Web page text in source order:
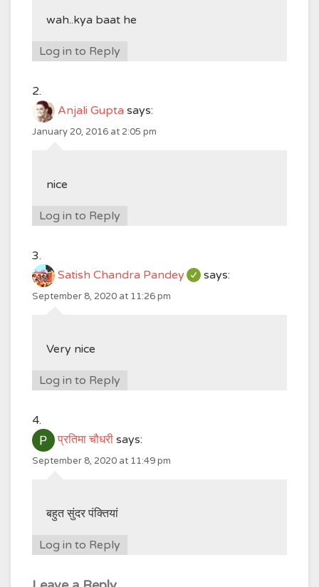
wah..kya baat he
Log in to Reply
Anjali Gupta says:
January 20, 2016 at 2:05 pm
nice
Log in to Reply
Satish Chandra Pandey says:
September 8, 2020 at 11:26 pm
Very nice
Log in to Reply
प्रतिमा चौधरी says:
September 8, 2020 at 11:49 pm
बहुत सुंदर पंक्तियां
Log in to Reply